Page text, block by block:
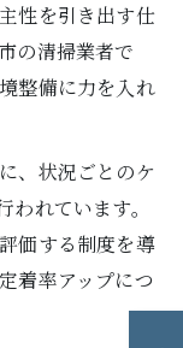
性を引き出す仕
の清掃業者で
整備に力を入れ
、状況ごとのケ
れています。
価する制度を導
着率アップにつ